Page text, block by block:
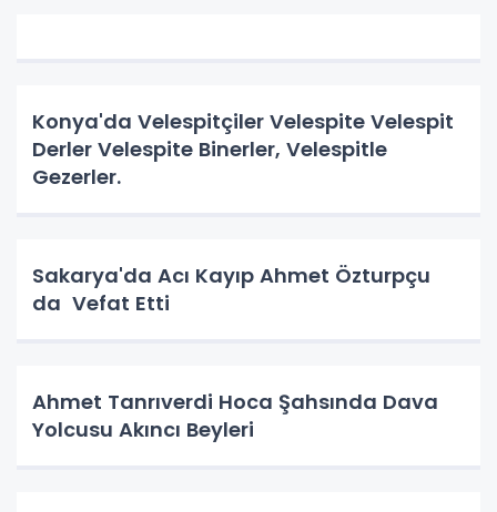
Konya'da Velespitçiler Velespite Velespit
Derler Velespite Binerler, Velespitle
Gezerler.
Sakarya'da Acı Kayıp Ahmet Özturpçu
da Vefat Etti
Ahmet Tanrıverdi Hoca Şahsında Dava
Yolcusu Akıncı Beyleri